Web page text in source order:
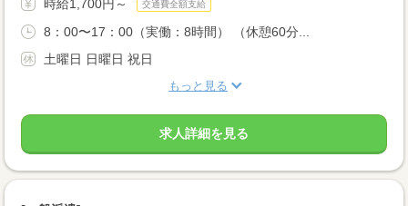
時給1,700円～ 交通費全額支給
8：00〜17：00（実働：8時間） （休憩60分...
土曜日 日曜日 祝日
もっと見る
求人詳細を見る